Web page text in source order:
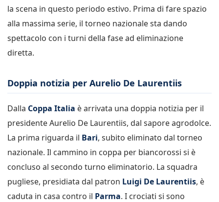
la scena in questo periodo estivo. Prima di fare spazio
alla massima serie, il torneo nazionale sta dando
spettacolo con i turni della fase ad eliminazione
diretta.
Doppia notizia per Aurelio De Laurentiis
Dalla Coppa Italia è arrivata una doppia notizia per il
presidente Aurelio De Laurentiis, dal sapore agrodolce.
La prima riguarda il Bari, subito eliminato dal torneo
nazionale. Il cammino in coppa per biancorossi si è
concluso al secondo turno eliminatorio. La squadra
pugliese, presidiata dal patron Luigi De Laurentiis, è
caduta in casa contro il Parma. I crociati si sono